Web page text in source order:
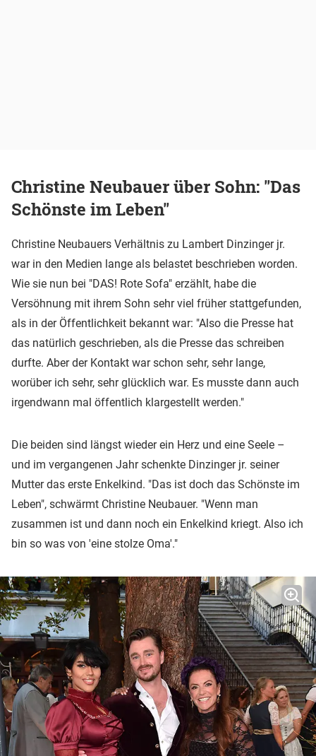
Christine Neubauer über Sohn: "Das
Schönste im Leben"
Christine Neubauers Verhältnis zu Lambert Dinzinger jr.
war in den Medien lange als belastet beschrieben worden.
Wie sie nun bei "DAS! Rote Sofa" erzählt, habe die
Versöhnung mit ihrem Sohn sehr viel früher stattgefunden,
als in der Öffentlichkeit bekannt war: "Also die Presse hat
das natürlich geschrieben, als die Presse das schreiben
durfte. Aber der Kontakt war schon sehr, sehr lange,
worüber ich sehr, sehr glücklich war. Es musste dann auch
irgendwann mal öffentlich klargestellt werden."
Die beiden sind längst wieder ein Herz und eine Seele –
und im vergangenen Jahr schenkte Dinzinger jr. seiner
Mutter das erste Enkelkind. "Das ist doch das Schönste im
Leben", schwärmt Christine Neubauer. "Wenn man
zusammen ist und dann noch ein Enkelkind kriegt. Also ich
bin so was von 'eine stolze Oma'."